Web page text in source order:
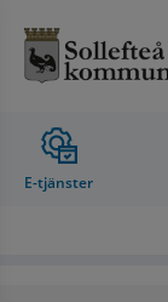
E-tjänster